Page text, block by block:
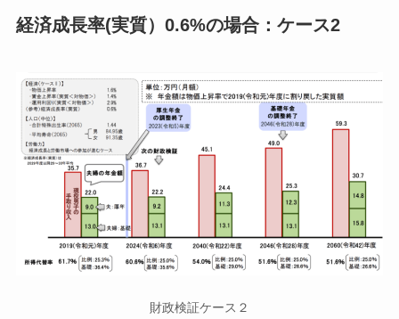
経済成長率(実質）0.6%の場合：ケース2
財政検証ケース２